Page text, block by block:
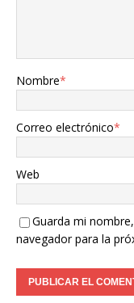
Nombre*
Correo electrónico*
Web
Guarda mi
navegador para la